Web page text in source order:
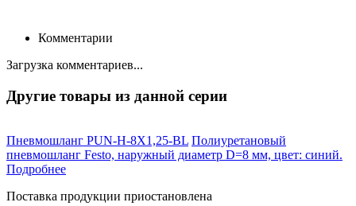
Комментарии
Загрузка комментариев...
Другие товары из данной серии
Пневмошланг PUN-H-8X1,25-BL Полиуретановый
пневмошланг Festo, наружный диаметр D=8 мм, цвет: синий.
Подробнее
Поставка продукции приостановлена